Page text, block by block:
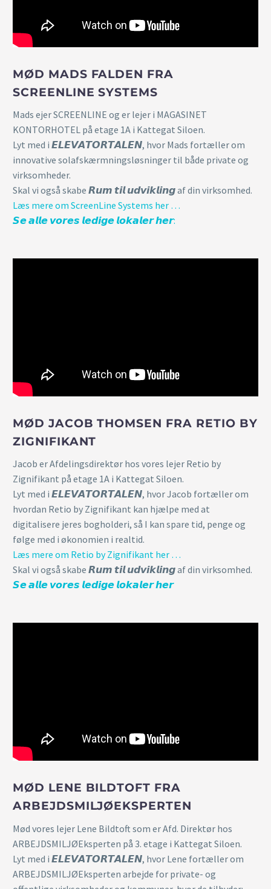
MØD MADS FALDEN FRA
SCREENLINE SYSTEMS
Mads ejer SCREENLINE og er lejer i MAGASINET
KONTORHOTEL på etage 1A i Kattegat Siloen.
Lyt med i 𝙀𝙇𝙀𝙑𝘼𝙏𝙊𝙍𝙏𝘼𝙇𝙀𝙉, hvor Mads fortæller om
innovative solafskærmningsløsninger til både private og
virksomheder.
Skal vi også skabe 𝙍𝙪𝙢 𝙩𝙞𝙡 𝙪𝙙𝙫𝙞𝙠𝙡𝙞𝙣𝙜 af din virksomhed.
Læs mere om ScreenLine Systems her …
𝙎𝙚 𝙖𝙡𝙡𝙚 𝙫𝙤𝙧𝙚𝙨 𝙡𝙚𝙙𝙞𝙜𝙚 𝙡𝙤𝙠𝙖𝙡𝙚𝙧 𝙝𝙚𝙧:
MØD JACOB THOMSEN FRA RETIO BY
ZIGNIFIKANT
Jacob er Afdelingsdirektør hos vores lejer Retio by
Zignifikant på etage 1A i Kattegat Siloen.
Lyt med i 𝙀𝙇𝙀𝙑𝘼𝙏𝙊𝙍𝙏𝘼𝙇𝙀𝙉, hvor Jacob fortæller om
hvordan Retio by Zignifikant kan hjælpe med at
digitalisere jeres bogholderi, så I kan spare tid, penge og
følge med i økonomien i realtid.
Læs mere om Retio by Zignifikant her …
Skal vi også skabe 𝙍𝙪𝙢 𝙩𝙞𝙡 𝙪𝙙𝙫𝙞𝙠𝙡𝙞𝙣𝙜 af din virksomhed.
𝙎𝙚 𝙖𝙡𝙡𝙚 𝙫𝙤𝙧𝙚𝙨 𝙡𝙚𝙙𝙞𝙜𝙚 𝙡𝙤𝙠𝙖𝙡𝙚𝙧 𝙝𝙚𝙧
MØD LENE BILDTOFT FRA
ARBEJDSMILJØEKSPERTEN
Mød vores lejer Lene Bildtoft som er Afd. Direktør hos
ARBEJDSMILJØEksperten på 3. etage i Kattegat Siloen.
Lyt med i 𝙀𝙇𝙀𝙑𝘼𝙏𝙊𝙍𝙏𝘼𝙇𝙀𝙉, hvor Lene fortæller om
ARBEJDSMILJØEksperten arbejde for private- og